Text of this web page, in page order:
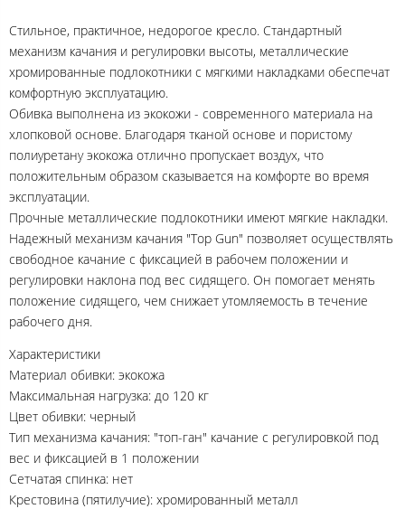
Стильное, практичное, недорогое кресло. Стандартный
механизм качания и регулировки высоты, металлические
хромированные подлокотники с мягкими накладками обеспечат
комфортную эксплуатацию.
Обивка выполнена из экокожи - современного материала на
хлопковой основе. Благодаря тканой основе и пористому
полиуретану экокожа отлично пропускает воздух, что
положительным образом сказывается на комфорте во время
эксплуатации.
Прочные металлические подлокотники имеют мягкие накладки.
Надежный механизм качания "Top Gun" позволяет осуществлять
свободное качание с фиксацией в рабочем положении и
регулировки наклона под вес сидящего. Он помогает менять
положение сидящего, чем снижает утомляемость в течение
рабочего дня.
Характеристики
Материал обивки: экокожа
Максимальная нагрузка: до 120 кг
Цвет обивки: черный
Тип механизма качания: "топ-ган" качание с регулировкой под
вес и фиксацией в 1 положении
Сетчатая спинка: нет
Крестовина (пятилучие): хромированный металл